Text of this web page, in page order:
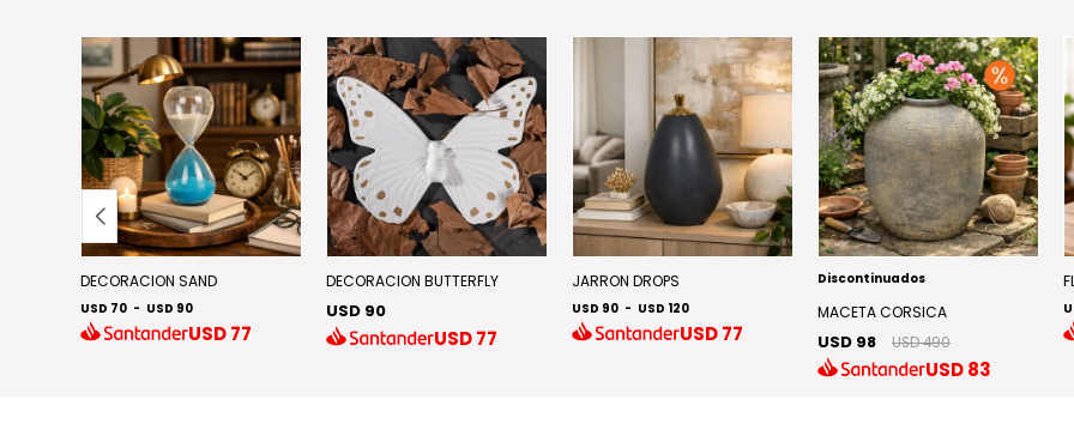
DECORACION SAND
USD 70 - USD 90
USD77
DECORACION BUTTERFLY
USD 90
USD77
JARRON DROPS
USD 90 - USD 120
USD77
Discontinuados
MACETA CORSICA
USD 98 USD 490
USD83